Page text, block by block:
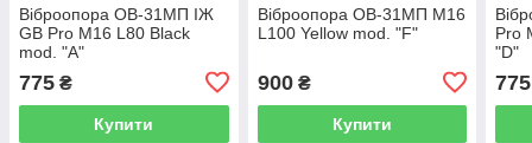
Віброопора ОВ-31МП ІЖ
GB Pro M16 L80 Black
mod. "A"
775 ₴
Купити
Віброопора ОВ-31МП M16
L100 Yellow mod. "F"
900₴
Купити
Pro
"D"
775